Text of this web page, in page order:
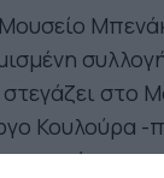
στεγάζει στο
Κουλούρα -
κτίριο